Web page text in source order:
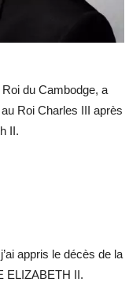
du Cambodge, a
Roi Charles III après
II.
appris le décès de la
ELIZABETH II.